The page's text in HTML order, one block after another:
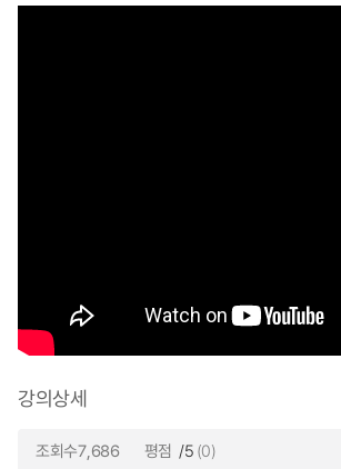
강의상세
조회수7,686 평점 /5 (0)